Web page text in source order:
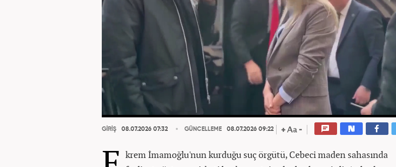
GİRİŞ 08.07.2026 07:32 GÜNCELLEME 08.07.2026 09:22
krem İmamoğlu'nun kurduğu suç örgütü, Cebeci maden sahasında